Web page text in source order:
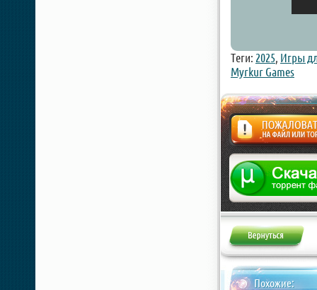
Теги: 2025, Игры
Myrkur Games
Жалоба
Похожие: